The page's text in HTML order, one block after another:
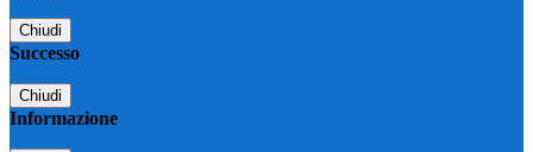
Chiudi
Successo
Chiudi
Informazione